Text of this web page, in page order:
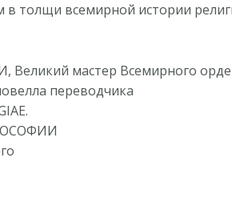
толщи всемирной истории
мастер Всемирного
переводчика